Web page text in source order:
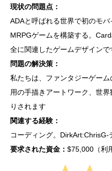
現状の問題点：
ADAと呼ばれる世界で初のモ
MRPGゲームを構築する。
全に関連したゲームデザインで
問題の解決策：
私たちは、ファンタジーゲー
用の手描きアートワーク、世
りされます
関連する経験：
コーディング。DirkArt:ChrisG-
要求された資金： $75,000（利